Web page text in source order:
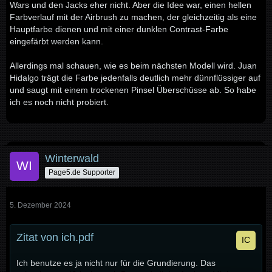
Wars und den Jacks eher nicht. Aber die Idee war, einen hellen
Farbverlauf mit der Airbrush zu machen, der gleichzeitig als eine
Hauptfarbe dienen und mit einer dunklen Contrast-Farbe
eingefärbt werden kann.
Allerdings mal schauen, wie es beim nächsten Modell wird. Juan
Hidalgo trägt die Farbe jedenfalls deutlich mehr dünnflüssiger auf
und saugt mit einem trockenen Pinsel Überschüsse ab. So habe
ich es noch nicht probiert.
Winterwald
Page5.de Supporter
5. Dezember 2024
Zitat von ich.pdf
Ich benutze es ja nicht nur für die Grundierung. Das